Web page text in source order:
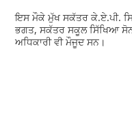
ਇਸ ਮੌਕੇ ਮੁੱਖ ਸਕੱਤਰ ਕੇ.ਏ.ਪੀ.
ਭਗਤ, ਸਕੱਤਰ ਸਕੂਲ ਸਿੱਖਿਆ
ਅਧਿਕਾਰੀ ਵੀ ਮੌਜੂਦ ਸਨ।